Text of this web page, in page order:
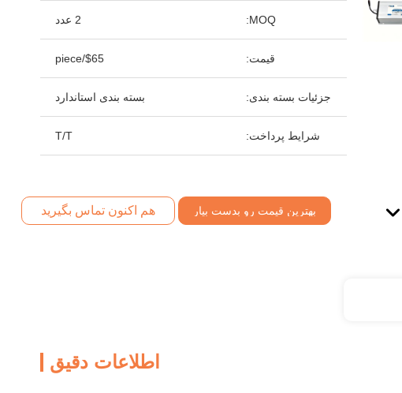
MOQ: 2 عدد
قیمت: $65/piece
جزئیات بسته بندی: بسته بندی استاندارد
شرایط پرداخت: T/T
بهترین قیمت رو بدست بیار هم اکنون تماس بگیرید
اطلاعات دقیق